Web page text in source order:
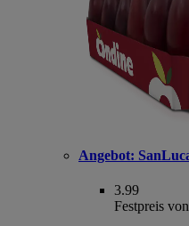
Angebot:
3.99
Festpreis